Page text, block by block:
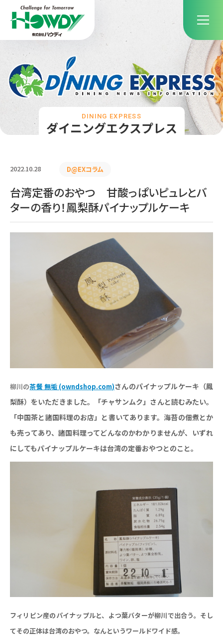
ダイニングエクスプレス
DINING EXPRESS
2022.10.28 D@EXコラム
台湾定番のおやつ 甘酸っぱいピュレとバ
ターの香り！鳳梨酥パイナップルケーキ
柳川の茶餐 無垢 (owndshop.com)さんのパイナップルケーキ（鳳
梨酥）をいただきました。「チャサンムク」さんと読むみたい。
「中国茶と諸国料理のお店」と書いてあります。海苔の佃煮とか
も売ってあり、諸国料理ってどんなのかわかりませんが、いずれ
にしてもパイナップルケーキは台湾の定番おやつとのこと。
フィリピン産のパイナップルと、よつ葉バターが柳川で出合う。そし
てその正体は台湾のおやつ。なんというワールドワイド感。